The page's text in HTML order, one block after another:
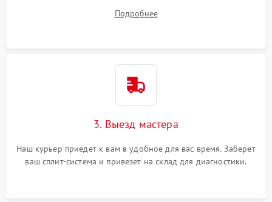
Подробнее
3. Выезд мастера
Наш курьер приедет к вам в удобное для вас время. Заберет
ваш сплит-система и привезет на склад для диагностики.